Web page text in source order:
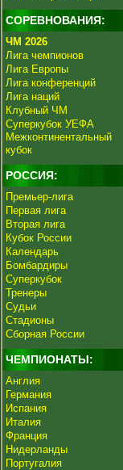
СОРЕВНОВАНИЯ:
ЧМ 2026
Лига чемпионов
Лига Европы
Лига конференций
Лига наций
Клубный ЧМ
Суперкубок УЕФА
Межконтинентальный
кубок
РОССИЯ:
Премьер-лига
Первая лига
Вторая лига
Кубок России
Календарь
Бомбардиры
Суперкубок
Тренеры
Судьи
Стадионы
Сборная России
ЧЕМПИОНАТЫ:
Англия
Германия
Испания
Италия
Франция
Нидерланды
Португалия